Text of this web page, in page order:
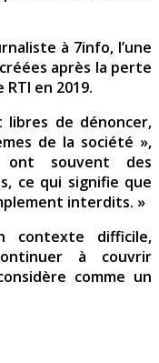
à 7info, l’une
après la perte
en 2019.
libres de dénoncer,
de la société »,
ont souvent des
ce qui signifie que
interdits. »
contexte difficile,
à couvrir
comme un